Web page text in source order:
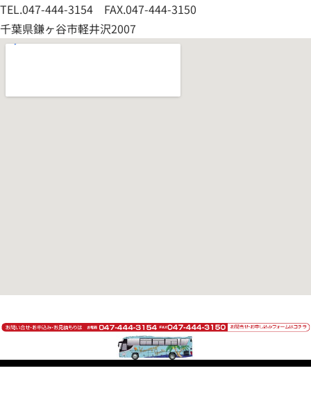
TEL.047-444-3154 FAX.047-444-3150
千葉県鎌ヶ谷市軽井沢2007